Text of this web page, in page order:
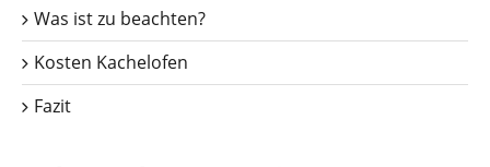
Was ist zu beachten?
Kosten Kachelofen
Fazit